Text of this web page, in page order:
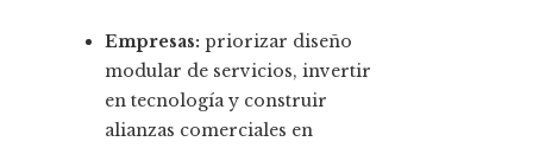
Empresas: priorizar diseño
modular de servicios, invertir
en tecnología y construir
alianzas comerciales en